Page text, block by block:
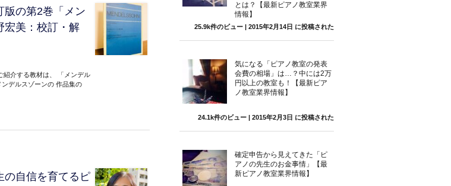
版の第2巻「メン
美：校訂・解
紹介する教材は、 「メンデル
デルスゾーンの 作品集の
の自信を育てるピ
とは？【最新ピアノ教室業界
情報】
25.9k件のビュー | 2015年2月14日 に投稿された
気になる「ピアノ教室の発表
会費の相場」は…？中には2万
円以上の教室も！【最新ピア
ノ教室業界情報】
24.1k件のビュー | 2015年2月3日 に投稿された
確定申告から見えてきた「ピ
アノの先生のお金事情」【最
新ピアノ教室業界情報】